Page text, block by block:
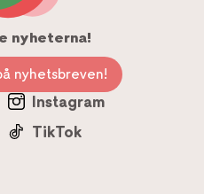
nyheterna!
nyhetsbreven!
Instagram
TikTok